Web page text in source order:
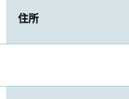
住所